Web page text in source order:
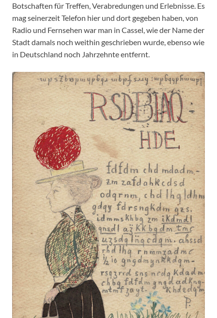
Botschaften für Treffen, Verabredungen und Erlebnisse. Es
mag seinerzeit Telefon hier und dort gegeben haben, von
Radio und Fernsehen war man in Cassel, wie der Name der
Stadt damals noch weithin geschrieben wurde, ebenso wie
in Deutschland noch Jahrzehnte entfernt.